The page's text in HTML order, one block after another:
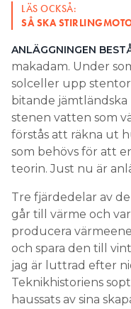
LÄS OCKSÅ:
SÅ SKA
ANLÄGGNINGEN
makadam. Under
solceller upp
bitande jämtländska
stenen vatten som
förstås att räkna ut
som behövs för att
teorin. Just nu är
Tre fjärdedelar av
går till värme och
producera
och spara den till
jag är luttrad efter
Teknikhistoriens
haussats av sina